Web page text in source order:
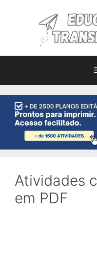
Atividades
em PDF